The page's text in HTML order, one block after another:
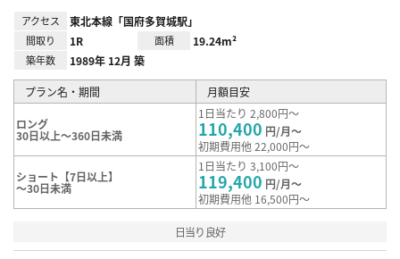
アクセス 東北本線「国府多賀城駅」
間取り 1R 面積 19.24m²
築年数 1989年 12月 築
プラン名・期間 月額目安
ロング
30日以上～360日未満
1日当たり 2,800円～
110,400 円/月～
初期費用他 22,000円～
ショート【7日以上】
～30日未満
1日当たり 3,100円～
119,400 円/月～
初期費用他 16,500円～
日当り良好